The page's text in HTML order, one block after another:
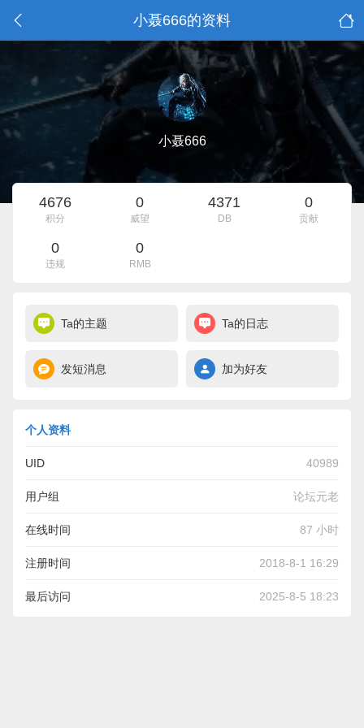
小聂666的资料
小聂666
4676
积分
0
威望
4371
DB
0
贡献
0
违规
0
RMB
Ta的主题 Ta的日志
发短消息 加为好友
个人资料
UID 40989
用户组 论坛元老
在线时间 87 小时
注册时间 2018-8-1 16:29
最后访问 2025-8-5 18:23